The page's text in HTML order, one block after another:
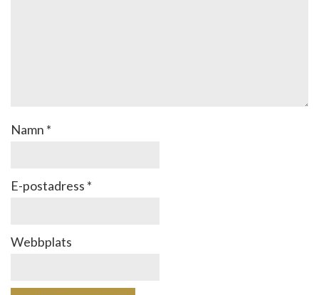
Namn *
E-postadress *
Webbplats